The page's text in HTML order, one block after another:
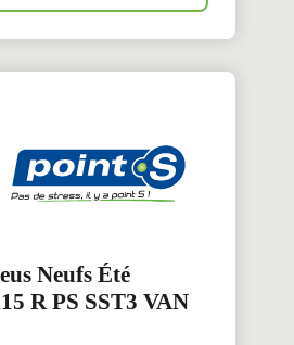
Neufs Été
R PS SST3 VAN